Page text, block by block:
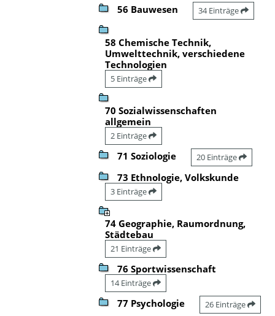
56 Bauwesen 34 Einträge
58 Chemische Technik,
Umwelttechnik, verschiedene
Technologien
5 Einträge
70 Sozialwissenschaften
allgemein
2 Einträge
71 Soziologie 20 Einträge
73 Ethnologie, Volkskunde
3 Einträge
74 Geographie, Raumordnung,
Städtebau
21 Einträge
76 Sportwissenschaft
14 Einträge
77 Psychologie 26 Einträge